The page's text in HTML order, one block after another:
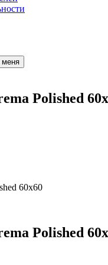
Polished
60x60
Polished